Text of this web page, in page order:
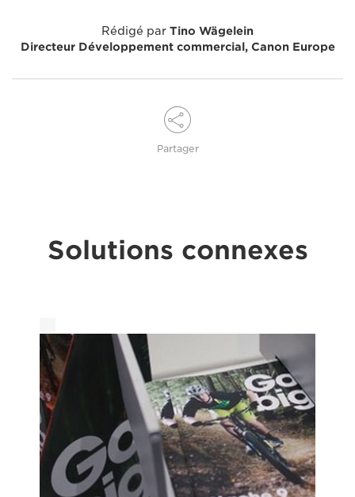
Rédigé par Tino Wägelein
Directeur Développement commercial, Canon Europe
Partager
Solutions connexes